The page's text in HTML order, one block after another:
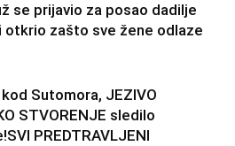
se prijavio za posao dadilje
otkrio zašto sve žene odlaze
Sutomora, JEZIVO
STVORENJE sledilo
PREDTRAVLJENI